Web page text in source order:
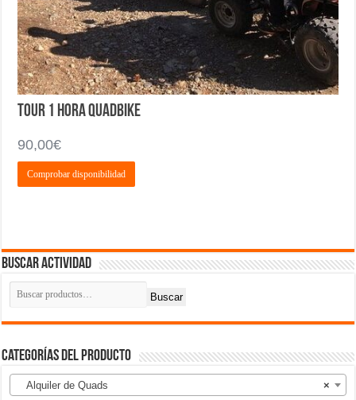
Tour 1 hora QUADBIKE
90,00€
Comprobar disponibilidad
Buscar actividad
Buscar
Categorías del producto
×
Alquiler de Quads